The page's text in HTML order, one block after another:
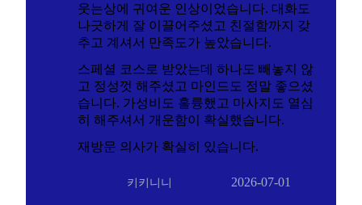
웃는상에 귀여운 인상이었습니다. 대화도
나긋하게 잘 이끌어주셨고 친절함까지 갖
추고 계셔서 만족도가 높았습니다.
스페셜 코스로 받았는데 하나도 빼놓지 않
고 정성껏 해주셨고 마인드도 정말 좋으셨
습니다. 가성비도 훌륭했고 마사지도 열심
히 해주셔서 개운함이 확실했습니다.
재방문 의사가 확실히 있습니다.
키키니니 2026-07-01